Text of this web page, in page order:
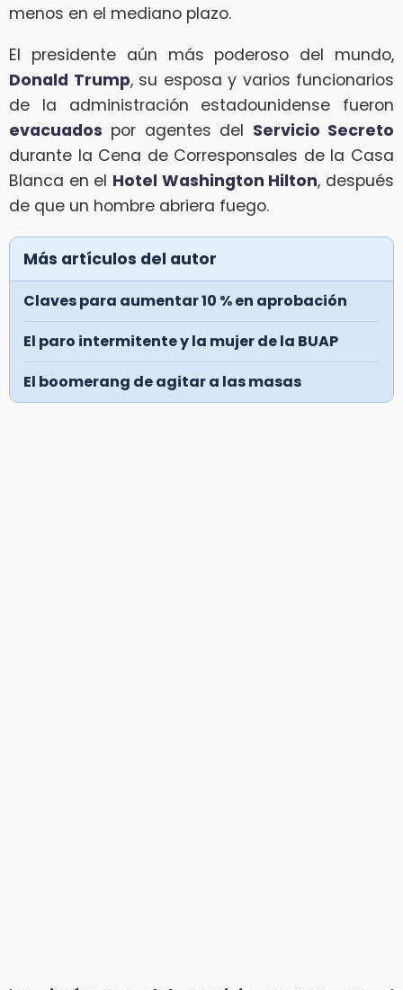
menos en el mediano plazo.
El presidente aún más poderoso del mundo,
Donald Trump, su esposa y varios funcionarios
de la administración estadounidense fueron
evacuados por agentes del Servicio Secreto
durante la Cena de Corresponsales de la Casa
Blanca en el Hotel Washington Hilton, después
de que un hombre abriera fuego.
Más artículos del autor
Claves para aumentar 10 % en aprobación
El paro intermitente y la mujer de la BUAP
El boomerang de agitar a las masas